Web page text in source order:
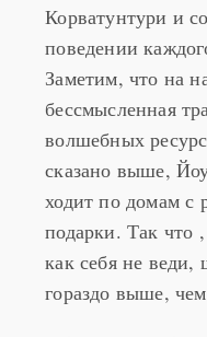
Корватунтури и
поведении
Заметим, что на
бессмысленная
волшебных
сказано выше,
ходит по домам с
подарки. Так что
как себя не веди,
гораздо выше,